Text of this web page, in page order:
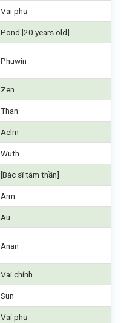
Vai phụ
Pond [20 years old]
Phuwin
Zen
Than
Aelm
Wuth
[Bác sĩ tâm thần]
Arm
Au
Anan
Vai chính
Sun
Vai phụ